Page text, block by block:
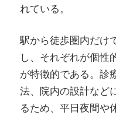
れている。
駅から徒歩圏内だけ
し、それぞれが個性
が特徴的である。診
法、院内の設計など
るため、平日夜間や